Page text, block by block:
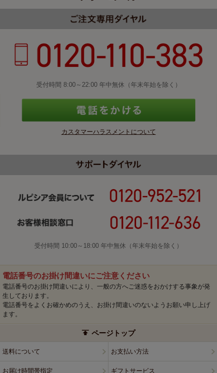
受付時間 8:00～22:00 年中無休（年末年始を除く）
カスタマーハラスメントについて
受付時間 10:00～18:00 年中無休（年末年始を除く）
電話番号のお掛け間違いにご注意ください
電話番号のお掛け間違いにより、一般の方へご迷惑をおかけする事象が発
生しております。
電話番号をよくお確かめのうえ、お掛け間違いのないようお願い申し上げ
ます。
ページトップ
送料について お支払い方法
お届け時間帯指定 ギフトサービス